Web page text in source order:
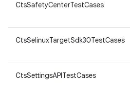
CtsSafetyCenterTestCases
CtsSelinuxTargetSdk30TestCases
CtsSettingsAPITestCases